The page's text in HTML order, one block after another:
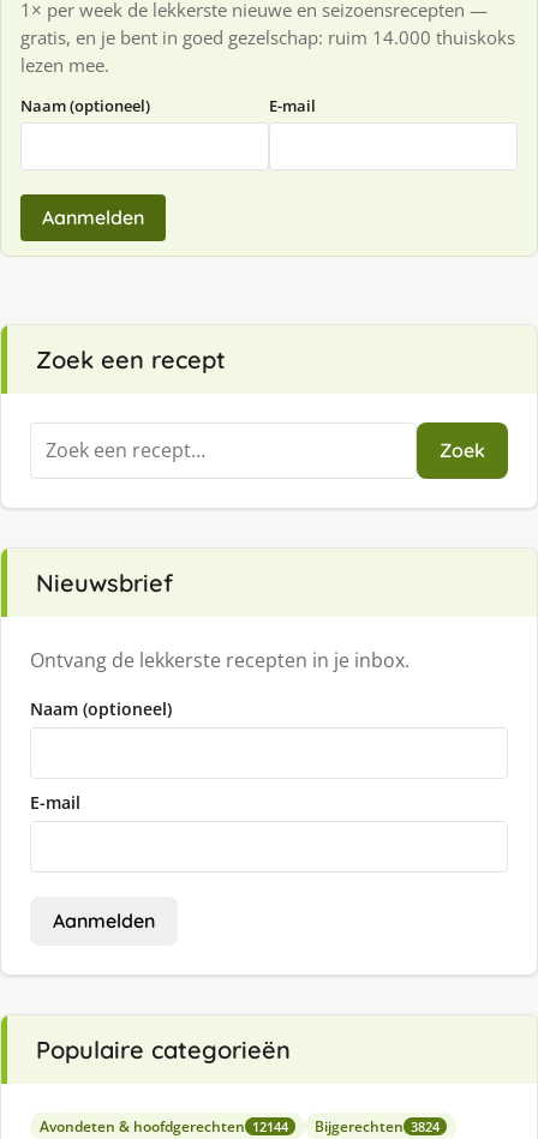
1× per week de lekkerste nieuwe en seizoensrecepten —
gratis, en je bent in goed gezelschap: ruim 14.000 thuiskoks
lezen mee.
Naam (optioneel) E-mail
Aanmelden
Zoek een recept
Zoeken
naar:
Zoek
Nieuwsbrief
Ontvang de lekkerste recepten in je inbox.
Naam (optioneel)
E-mail
Aanmelden
Populaire categorieën
Avondeten & hoofdgerechten 12144 Bijgerechten 3824